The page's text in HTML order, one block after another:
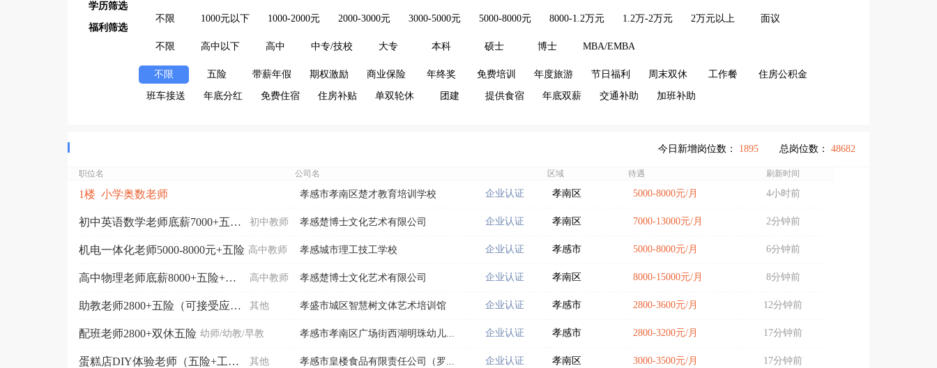
不限 1000元以下 1000-2000元 2000-3000元 3000-5000元 5000-8000元 8000-1.2万元 1.2万-2万元 2万元以上 面议
学历筛选
不限 高中以下 高中 中专/技校 大专 本科 硕士 博士 MBA/EMBA
福利筛选
不限 五险 带薪年假 期权激励 商业保险 年终奖 免费培训 年度旅游 节日福利 周末双休 工作餐 住房公积金
班车接送 年底分红 免费住宿 住房补贴 单双轮休 团建 提供食宿 年底双薪 交通补助 加班补助
总岗位数： 48682
今日新增岗位数： 1895
职位名 公司名 区域 待遇 刷新时间
1楼 小学奥数老师 孝感市孝南区楚才教育培训学校 企业认证 孝南区 5000-8000元/月 4小时前
初中英语数学老师底薪7000+五险双休（有教学经验） 初中教师 孝感楚博士文化艺术有限公司 企业认证 孝南区 7000-13000元/月 2分钟前
机电一体化老师5000-8000元+五险 高中教师 孝感城市理工技工学校 企业认证 孝感市 5000-8000元/月 6分钟前
高中物理老师底薪8000+五险+双休（可接受短期） 高中教师 孝感楚博士文化艺术有限公司 企业认证 孝南区 8000-15000元/月 8分钟前
助教老师2800+五险（可接受应届生或实习生） 其他 孝盛市城区智慧树文体艺术培训馆 企业认证 孝感市 2800-3600元/月 12分钟前
配班老师2800+双休五险 幼师/幼教/早教 孝感市孝南区广场街西湖明珠幼儿... 企业认证 孝感市 2800-3200元/月 17分钟前
蛋糕店DIY体验老师（五险+工作餐） 其他 孝感市皇楼食品有限责任公司（罗... 企业认证 孝南区 3000-3500元/月 17分钟前